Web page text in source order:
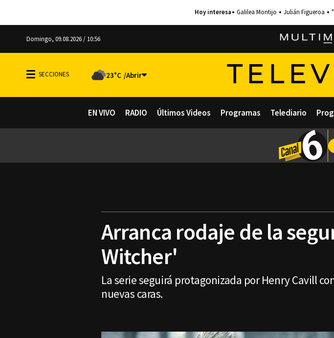
Galilea Montijo Julián Figueroa
Domingo, 09.08.2026 / 10:56
23°C
EN VIVO RADIO Últimos Videos Programas Telediario
Arranca rodaje de la
Witcher'
La serie seguirá protagonizada por Henry Cavill
nuevas caras.